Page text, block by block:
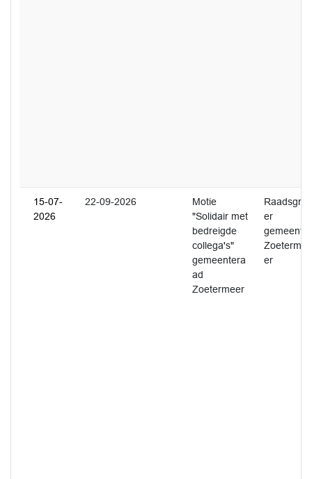
15-07-
2026
22-09-2026
Motie
"Solidair met
bedreigde
collega's"
gemeentera
ad
Zoetermeer
Raadsgriffi
er
gemeente
Zoeterme
er